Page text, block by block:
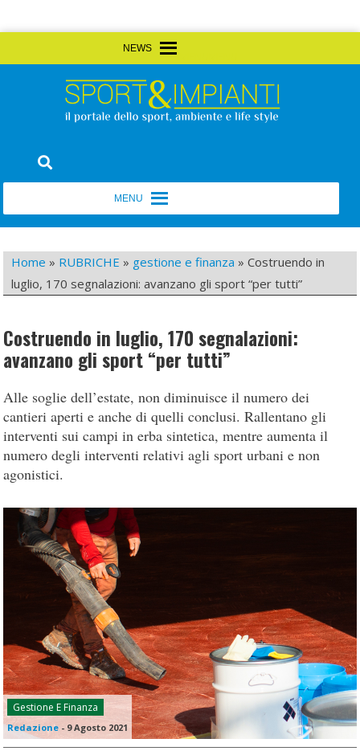
to
Sport&Impianti
Home » RUBRICHE » gestione e finanza »Costruendo in
luglio, 170 segnalazioni: avanzano gli sport “per tutti”
Costruendo in luglio, 170 segnalazioni:
avanzano gli sport “per tutti”
Alle soglie dell’estate, non diminuisce il numero dei
cantieri aperti e anche di quelli conclusi. Rallentano gli
interventi sui campi in erba sintetica, mentre aumenta il
numero degli interventi relativi agli sport urbani e non
agonistici.
Gestione E Finanza
Redazione - 9 Agosto 2021